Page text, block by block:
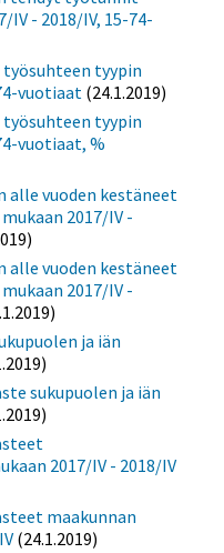
- 2018/IV, 15-74-
tyypin
vuotiaat (24.1.2019)
tyypin
vuotiaat, %
alle vuoden kestäneet
2017/IV -
alle vuoden kestäneet
2017/IV -
ja iän
sukupuolen ja iän
2017/IV - 2018/IV
maakunnan
(24.1.2019)